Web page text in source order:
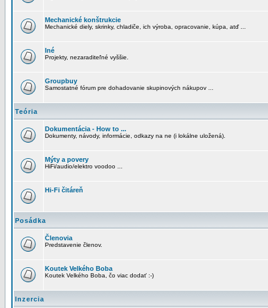
Mechanické konštrukcie
Mechanické diely, skrinky, chladiče, ich výroba, opracovanie, kúpa, atď ...
Iné
Projekty, nezaraditeľné vyššie.
Groupbuy
Samostatné fórum pre dohadovanie skupinových nákupov ...
Teória
Dokumentácia - How to ...
Dokumenty, návody, informácie, odkazy na ne (i lokálne uložená).
Mýty a povery
HiFi/audio/elektro voodoo ...
Hi-Fi čitáreň
Posádka
Členovia
Predstavenie členov.
Koutek Velkého Boba
Koutek Velkého Boba, čo viac dodať :-)
Inzercia